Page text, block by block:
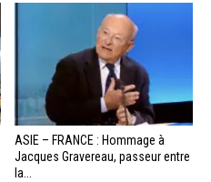
ASIE – FRANCE : Hommage à
Jacques Gravereau, passeur entre
la...